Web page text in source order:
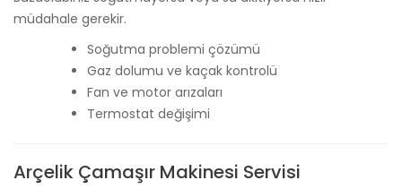
müdahale gerekir.
Soğutma problemi çözümü
Gaz dolumu ve kaçak kontrolü
Fan ve motor arızaları
Termostat değişimi
Arçelik Çamaşır Makinesi Servisi